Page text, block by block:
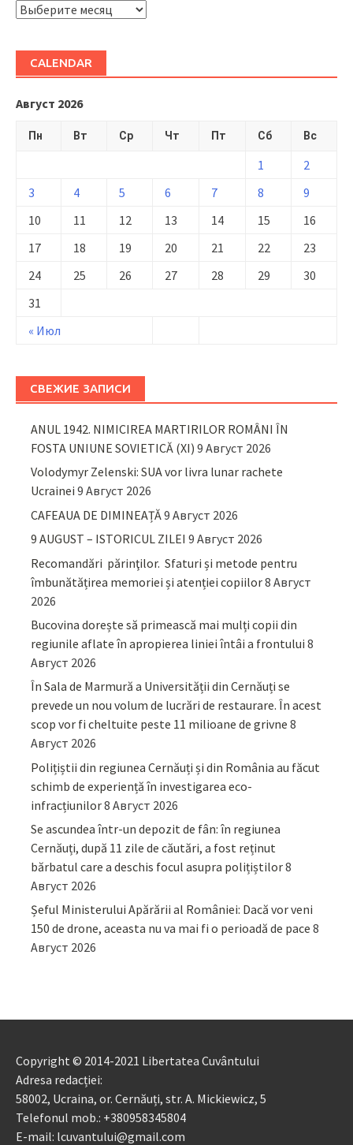
ARHIVĂ
CALENDAR
Август 2026
Пн Вт Ср Чт Пт Сб Вс
« Июл
1
2
3
4 5 6 7 8
9
10
11 12 13 14 15
16
17
18 19 20 21 22
23
24
25 26 27 28 29
30
31
СВЕЖИЕ ЗАПИСИ
ANUL 1942. NIMICIREA MARTIRILOR ROMÂNI ÎN
FOSTA UNIUNE SOVIETICĂ (XI) 9 Август 2026
Volodymyr Zelenski: SUA vor livra lunar rachete
Ucrainei 9 Август 2026
CAFEAUA DE DIMINEAȚĂ9 Август 2026
9 AUGUST – ISTORICUL ZILEI 9 Август 2026
Recomandări părinţilor. Sfaturi și metode pentru
îmbunătățirea memoriei și atenției copiilor8 Август
2026
Bucovina dorește să primească mai mulți copii din
regiunile aflate în apropierea liniei întâi a frontului 8
Август 2026
În Sala de Marmură a Universității din Cernăuți se
prevede un nou volum de lucrări de restaurare. În acest
scop vor fi cheltuite peste 11 milioane de grivne 8
Август 2026
Polițiștii din regiunea Cernăuți și din România au făcut
schimb de experiență în investigarea eco-
infracțiunilor8 Август 2026
Se ascundea într-un depozit de fân: în regiunea
Cernăuți, după 11 zile de căutări, a fost reținut
bărbatul care a deschis focul asupra polițiștilor8
Август 2026
Șeful Ministerului Apărării al României: Dacă vor veni
150 de drone, aceasta nu va mai fi o perioadă de pace 8
Август 2026
Copyright © 2014-2021 Libertatea Cuvântului
Adresa redacției:
58002, Ucraina, or. Cernăuți, str. A. Mickiewicz, 5
Telefonul mob.: +380958345804
E-mail: lcuvantului@gmail.com